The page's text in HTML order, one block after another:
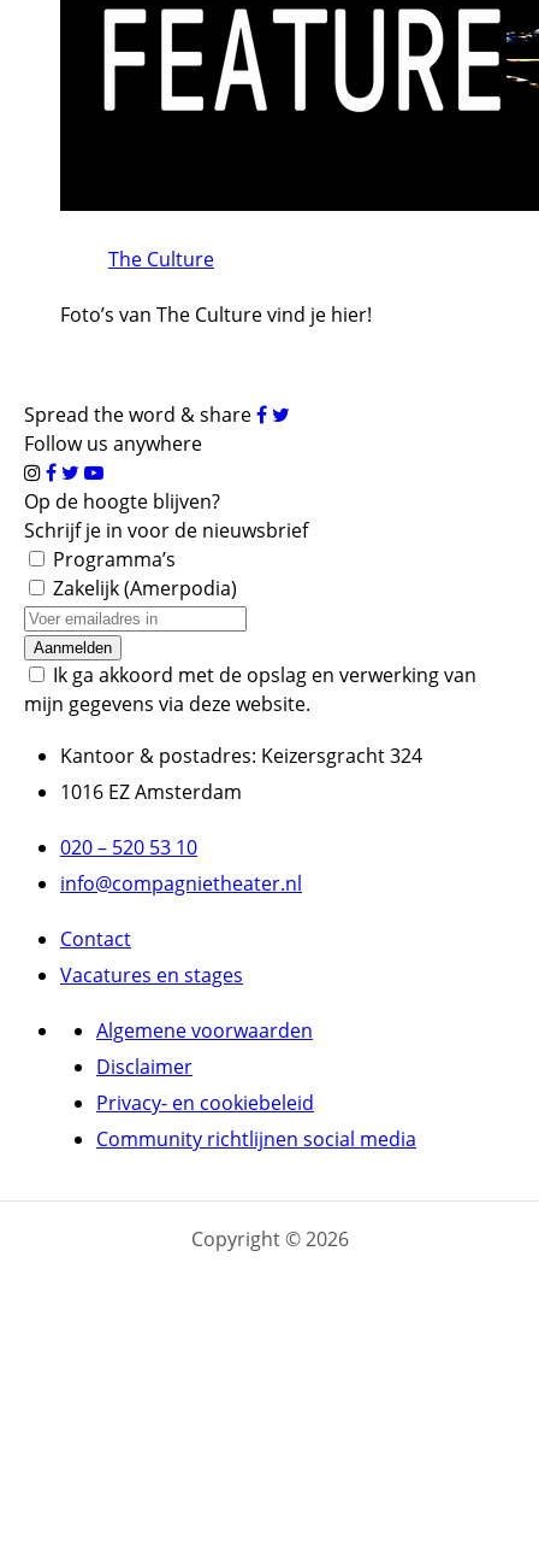
The Culture
Foto’s van The Culture vind je hier!
Spread the word & share
Follow us anywhere
Op de hoogte blijven?
Schrijf je in voor de nieuwsbrief
Programma’s
Zakelijk (Amerpodia)
Ik ga akkoord met de opslag en verwerking van
mijn gegevens via deze website.
Kantoor & postadres: Keizersgracht 324
1016 EZ Amsterdam
020 – 520 53 10
info@compagnietheater.nl
Contact
Vacatures en stages
Algemene voorwaarden
Disclaimer
Privacy- en cookiebeleid
Community richtlijnen social media
Copyright © 2026